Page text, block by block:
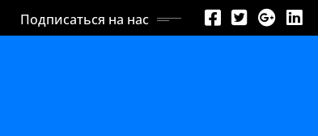
Подписаться на нас